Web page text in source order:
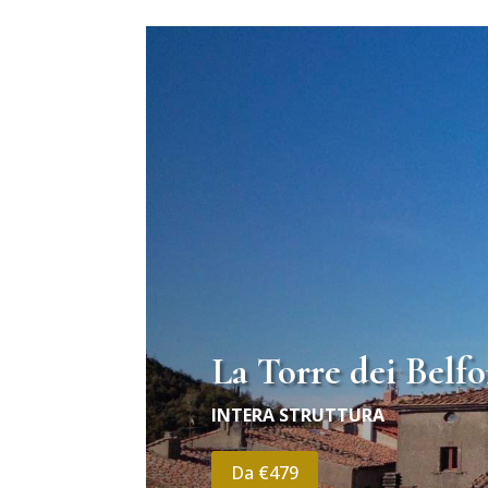
La Torre dei
INTERA STRUTTURA
Da €479